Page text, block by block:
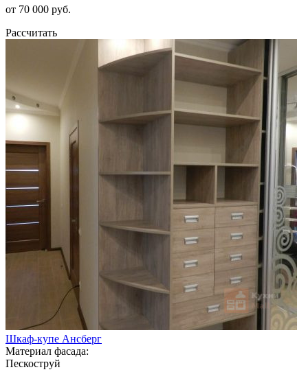
от 70 000 руб.
Рассчитать
Шкаф-купе Ансберг
Материал фасада:
Пескоструй